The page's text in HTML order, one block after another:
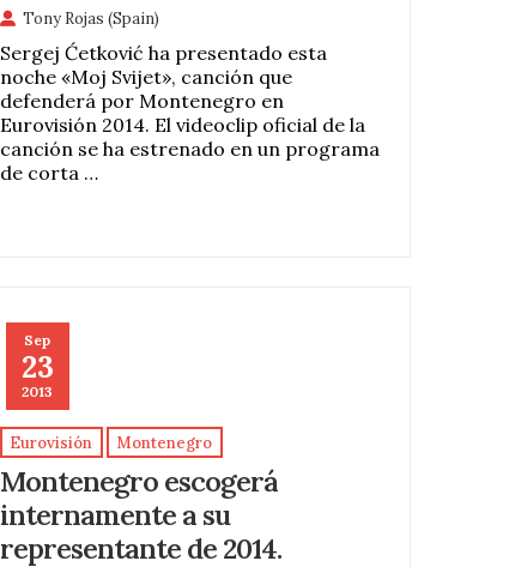
Tony Rojas (Spain)
Sergej Ćetković ha presentado esta
noche «Moj Svijet», canción que
defenderá por Montenegro en
Eurovisión 2014. El videoclip oficial de la
canción se ha estrenado en un programa
de corta …
Sep
23
2013
Eurovisión Montenegro
Montenegro escogerá
internamente a su
representante de 2014.